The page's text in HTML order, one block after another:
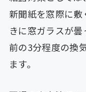
新聞紙を窓際に
きに窓ガラスが
前の3分程度の換
ます。